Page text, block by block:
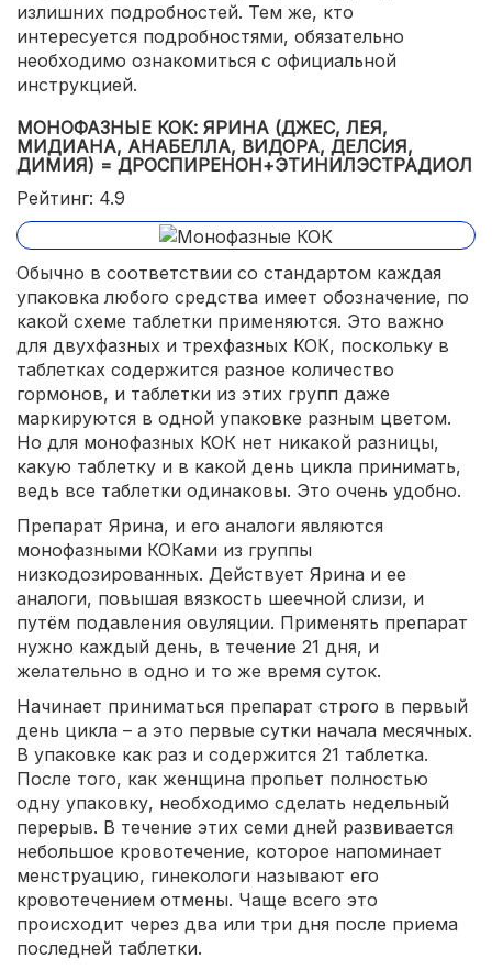
излишних подробностей. Тем же, кто
интересуется подробностями, обязательно
необходимо ознакомиться с официальной
инструкцией.
МОНОФАЗНЫЕ КОК: ЯРИНА (ДЖЕС, ЛЕЯ,
МИДИАНА, АНАБЕЛЛА, ВИДОРА, ДЕЛСИЯ,
ДИМИЯ) = ДРОСПИРЕНОН+ЭТИНИЛЭСТРАДИОЛ
Рейтинг: 4.9
Обычно в соответствии со стандартом каждая
упаковка любого средства имеет обозначение, по
какой схеме таблетки применяются. Это важно
для двухфазных и трехфазных КОК, поскольку в
таблетках содержится разное количество
гормонов, и таблетки из этих групп даже
маркируются в одной упаковке разным цветом.
Но для монофазных КОК нет никакой разницы,
какую таблетку и в какой день цикла принимать,
ведь все таблетки одинаковы. Это очень удобно.
Препарат Ярина, и его аналоги являются
монофазными КОКами из группы
низкодозированных. Действует Ярина и ее
аналоги, повышая вязкость шеечной слизи, и
путём подавления овуляции. Применять препарат
нужно каждый день, в течение 21 дня, и
желательно в одно и то же время суток.
Начинает приниматься препарат строго в первый
день цикла – а это первые сутки начала месячных.
В упаковке как раз и содержится 21 таблетка.
После того, как женщина пропьет полностью
одну упаковку, необходимо сделать недельный
перерыв. В течение этих семи дней развивается
небольшое кровотечение, которое напоминает
менструацию, гинекологи называют его
кровотечением отмены. Чаще всего это
происходит через два или три дня после приема
последней таблетки.